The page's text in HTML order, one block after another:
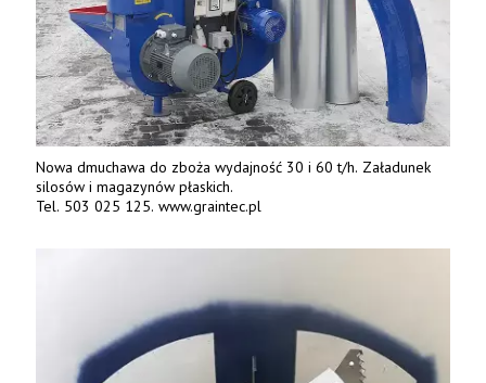
Nowa dmuchawa do zboża wydajność 30 i 60 t/h. Załadunek
silosów i magazynów płaskich.
Tel. 503 025 125. www.graintec.pl